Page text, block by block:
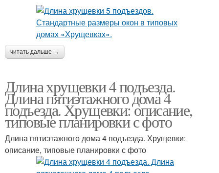
читать дальше →
Длина хрущевки 4 подъезда.
Длина пятиэтажного дома 4
подъезда. Хрущевки: описание,
типовые планировки с фото
Длина пятиэтажного дома 4 подъезда. Хрущевки:
описание, типовые планировки с фото